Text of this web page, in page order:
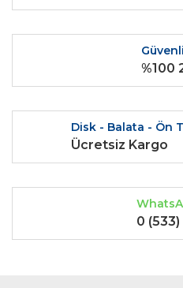
%100
Disk - Balata - Ön
Ücretsiz Kargo
0